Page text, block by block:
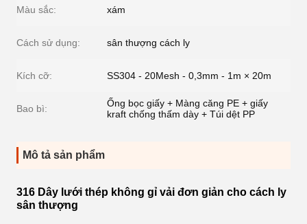
Màu sắc: xám
Cách sử dụng: sân thượng cách ly
Kích cỡ: SS304 - 20Mesh - 0,3mm - 1m × 20m
Bao bì:
Ống bọc giấy + Màng căng PE + giấy
kraft chống thấm dày + Túi dệt PP
Mô tả sản phẩm
316 Dây lưới thép không gỉ vải đơn giản cho cách ly
sân thượng